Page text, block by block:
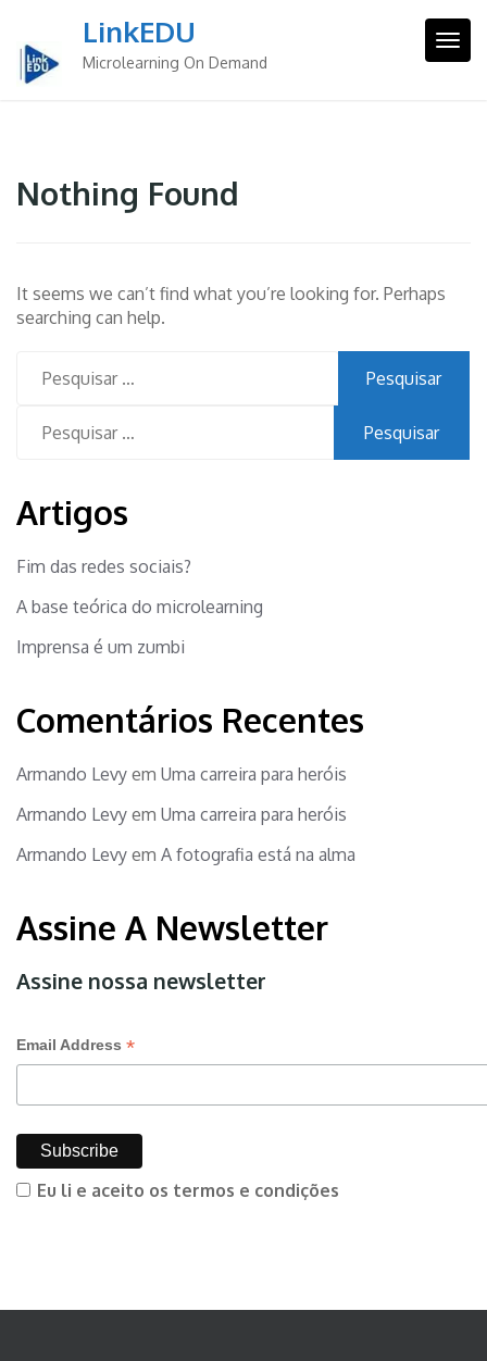
content
LinkEDU
Microlearning On Demand
Nothing Found
It seems we can’t find what you’re looking for. Perhaps
searching can help.
por:
por:
Artigos
Fim das redes sociais?
A base teórica do microlearning
Imprensa é um zumbi
Comentários Recentes
Armando Levy em Uma carreira para heróis
Armando Levy em Uma carreira para heróis
Armando Levy em A fotografia está na alma
Assine A Newsletter
Assine nossa newsletter
Email Address *
Eu li e aceito os termos e condições